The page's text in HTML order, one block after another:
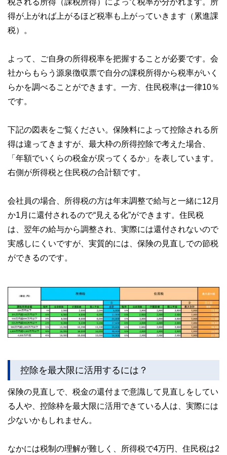
得が上がれば上がるほど税率も上がっていきます（累進課
税）。
よって、ご自身の所得税率を把握することが必要です。会
社からもらう源泉徴収票で自分の課税所得から税率がいく
らかを調べることができます。一方、住民税率は一律10％
です。
下記の図表をご覧ください。保険料によって控除される所
得は違ってきますが、最大枠の所得控除で考えた場合、
「年額でいくらの税金が戻ってくるか」を表しています。
右側が所得税と住民税の合計額です。
会社員の場合、所得税の方は年末調整で給与と一緒に12月
か1月に還付されるので“見える化”ができます。住民税
は、翌年の給与から調整され、実際には還付されないので
実感しにくいですが、実質的には、保険の見直しでの節税
ができるのです。
控除を最大限に活用するには？
保険の見直しで、税金の還付まで意識して見直しをしてい
る人や、控除枠を最大限に活用できている人は、実際には
少ないかもしれません。
なかには税制の理解が難しく、所得税で4万円、住民税は2